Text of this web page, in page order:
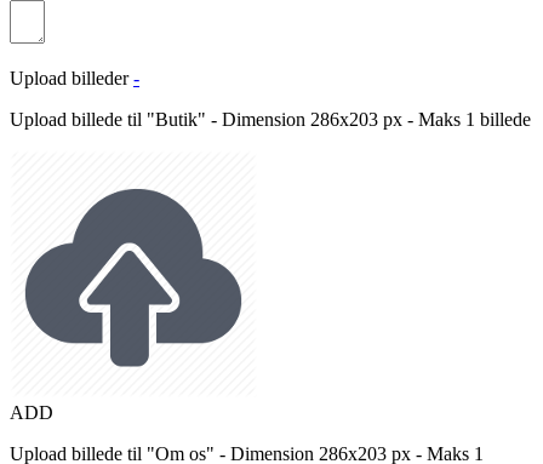
Upload billeder -
Upload billede til "Butik" - Dimension 286x203 px - Maks 1 billede
ADD
Upload billede til "Om os" - Dimension 286x203 px - Maks 1